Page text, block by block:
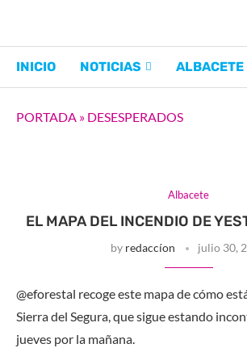
INICIO NOTICIAS
PORTADA » DESESPERADOS
Albacete
EL MAPA DEL INCENDIO DE
by redaccíon julio 30,
@eforestal recoge este mapa de cómo
Sierra del Segura, que sigue estando
jueves por la mañana.